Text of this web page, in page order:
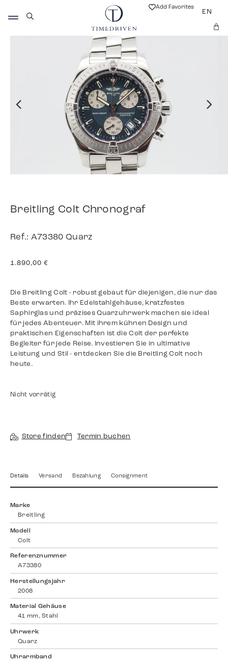
Add Favorites
EN
Breitling Colt Chronograf
Ref.: A73380 Quarz
1.890,00 €
Die Breitling Colt - robust gebaut für diejenigen, die nur das
Beste erwarten. Ihr Edelstahlgehäuse, kratzfestes
Saphirglas und präzises Quarzuhrwerk machen sie ideal
für jedes Abenteuer. Mit ihrem kühnen Design und
praktischen Eigenschaften ist die Colt der perfekte
Begleiter für jede Reise. Investieren Sie in ultimative
Leistung und Stil - entdecken Sie die Breitling Colt noch
heute.
Nicht vorrätig
Store finden Termin buchen
Details Versand Bezahlung Consignment
Marke
Breitling
Modell
Colt
Referenznummer
A73380
Herstellungsjahr
2008
Material Gehäuse
41 mm, Stahl
Uhrwerk
Quarz
Uhrarmband